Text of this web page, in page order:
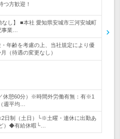
つ方歓迎！
なし】 ■本社 愛知県安城市三河安城町
事業…
年齢を考慮の上、当社規定により優
（待遇の変更なし）
休憩60分）※時間外労働有無：有※1
週平均…
2日制（土日）└※土曜・連休に出勤あ
）◆有給休暇└…